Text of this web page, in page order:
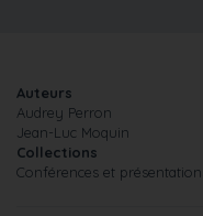
Auteurs
Audrey Perron
Jean-Luc Moquin
Collections
Conférences et